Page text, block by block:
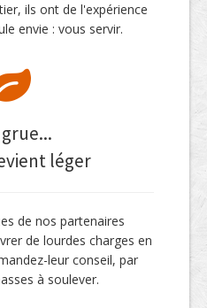
ils ont de l'expérience
envie : vous servir.
léger
de nos partenaires
de lourdes charges en
leur conseil, par
à soulever.